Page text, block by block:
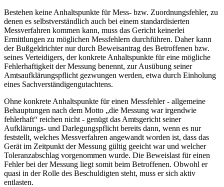
Bestehen keine Anhaltspunkte für Mess- bzw. Zuordnungsfehler, zu
denen es selbstverständlich auch bei einem standardisierten
Messverfahren kommen kann, muss das Gericht keinerlei
Ermittlungen zu möglichen Messfehlern durchführen. Daher kann
der Bußgeldrichter nur durch Beweisantrag des Betroffenen bzw.
seines Verteidigers, der konkrete Anhaltspunkte für eine mögliche
Fehlerhaftigkeit der Messung benennt, zur Ausübung seiner
Amtsaufklärungspflicht gezwungen werden, etwa durch Einholung
eines Sachverständigengutachtens.
Ohne konkrete Anhaltspunkte für einen Messfehler - allgemeine
Behauptungen nach dem Motto „die Messung war irgendwie
fehlerhaft“ reichen nicht - genügt das Amtsgericht seiner
Aufklärungs- und Darlegungspflicht bereits dann, wenn es nur
feststellt, welches Messverfahren angewandt worden ist, dass das
Gerät im Zeitpunkt der Messung gültig geeicht war und welcher
Toleranzabschlag vorgenommen wurde. Die Beweislast für einen
Fehler bei der Messung liegt somit beim Betroffenen. Obwohl er
quasi in der Rolle des Beschuldigten steht, muss er sich aktiv
entlasten.